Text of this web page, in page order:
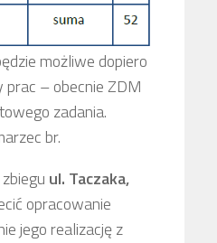
możliwe dopiero
– obecnie ZDM
zadania.
br.
ul. Taczaka,
opracowanie
jego realizację z